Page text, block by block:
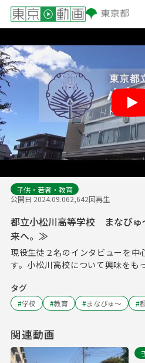
Play
子供・若者・教育
公開日 2024.09.062,642回再生
都立小松川高等学校 まなび
来へ。≫
現役生徒２名のインタビューを中
す。小松川高校について興味をも
タグ
#学校 #教育 #まなびゅ～ #
関連動画